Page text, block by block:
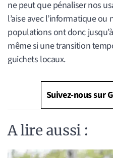
ne peut que pénaliser nos
l’aise avec l’informatique ou
populations ont donc
même si une transition
guichets locaux.
Suivez-nous sur
A lire aussi :